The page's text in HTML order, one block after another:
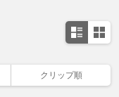
クリップ順